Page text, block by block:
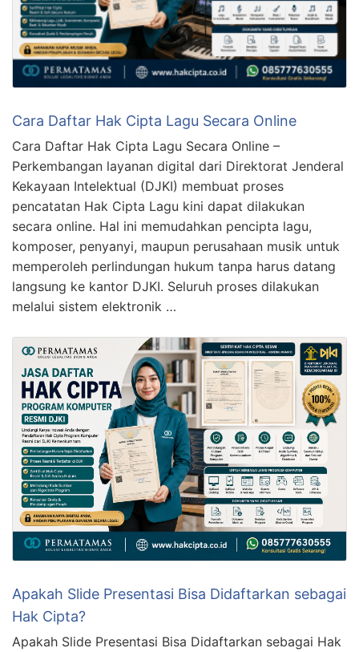
Cara Daftar Hak Cipta Lagu Secara Online
Cara Daftar Hak Cipta Lagu Secara Online –
Perkembangan layanan digital dari Direktorat Jenderal
Kekayaan Intelektual (DJKI) membuat proses
pencatatan Hak Cipta Lagu kini dapat dilakukan
secara online. Hal ini memudahkan pencipta lagu,
komposer, penyanyi, maupun perusahaan musik untuk
memperoleh perlindungan hukum tanpa harus datang
langsung ke kantor DJKI. Seluruh proses dilakukan
melalui sistem elektronik …
Apakah Slide Presentasi Bisa Didaftarkan sebagai
Hak Cipta?
Apakah Slide Presentasi Bisa Didaftarkan sebagai Hak